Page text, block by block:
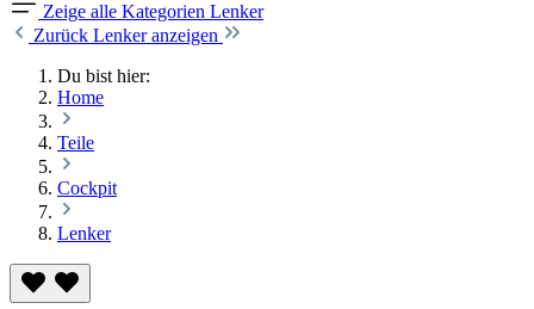
Zeige alle Kategorien Lenker
Zurück Lenker anzeigen
Du bist hier:
Home
Teile
Cockpit
Lenker